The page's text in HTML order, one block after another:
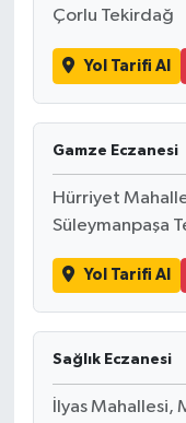
Çorlu Tekirdağ
Yol Tarifi Al
Gamze Eczanesi
Hürriyet
Süleymanpaşa
Yol Tarifi Al
Sağlık Eczanesi
İlyas